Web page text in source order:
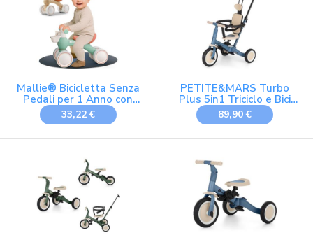
Mallie® Bicicletta Senza
Pedali per 1 Anno con
cestino - Balance Bike,
Regalo Bambino 1 Anno,
Bambina
33,22 €
PETITE&MARS Turbo
Plus 5in1 Triciclo e Bici
Senza Pedali per Bambini
| Multifunzionale 3-5
rimovibile, sedile
regolabile, cinghia
89,90 €